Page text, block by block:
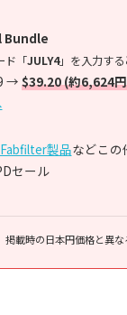
Bundle
ド「JULY4」を入力する
→ $39.20 (約6,624
Fabfilter製品などこ
セール
載時の日本円価格と異な